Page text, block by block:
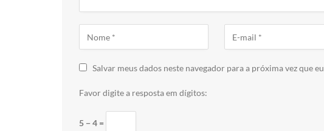
Salvar meus dados neste navegador para a próxima vez que
Favor digite a resposta em dígitos:
5 − 4 =